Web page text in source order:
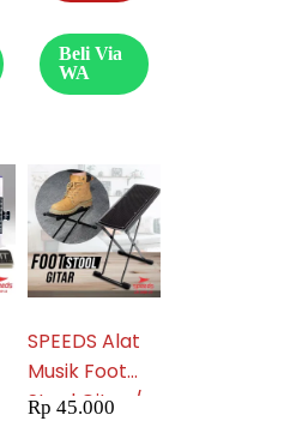
Beli Via
WA
SPEEDS Alat
Musik Foot
Stool Gitar /
Rp 45.000